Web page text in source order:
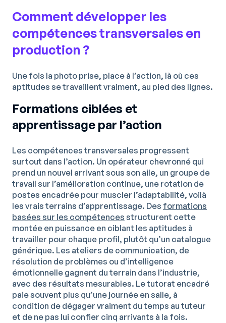
Comment développer les
compétences transversales en
production ?
Une fois la photo prise, place à l’action, là où ces
aptitudes se travaillent vraiment, au pied des lignes.
Formations ciblées et
apprentissage par l’action
Les compétences transversales progressent
surtout dans l’action. Un opérateur chevronné qui
prend un nouvel arrivant sous son aile, un groupe de
travail sur l’amélioration continue, une rotation de
postes encadrée pour muscler l’adaptabilité, voilà
les vrais terrains d’apprentissage. Des formations
basées sur les compétences structurent cette
montée en puissance en ciblant les aptitudes à
travailler pour chaque profil, plutôt qu’un catalogue
générique. Les ateliers de communication, de
résolution de problèmes ou d’intelligence
émotionnelle gagnent du terrain dans l’industrie,
avec des résultats mesurables. Le tutorat encadré
paie souvent plus qu’une journée en salle, à
condition de dégager vraiment du temps au tuteur
et de ne pas lui confier cinq arrivants à la fois.